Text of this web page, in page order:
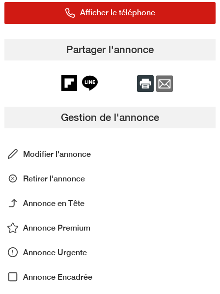
Afficher le téléphone
Partager l'annonce
Gestion de l'annonce
Modifier l'annonce
Retirer l'annonce
Annonce en Tête
Annonce Premium
Annonce Urgente
Annonce Encadrée